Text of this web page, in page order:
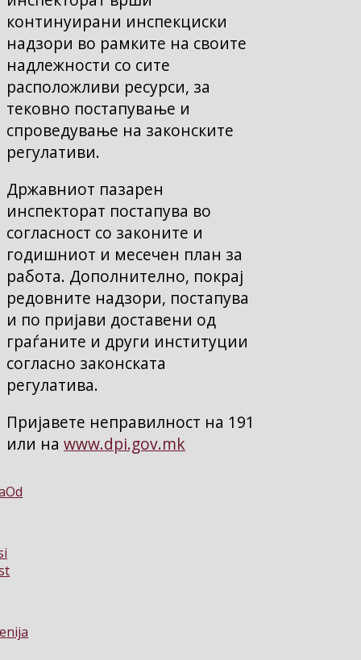
континуирани инспекциски
надзори во рамките на своите
надлежности со сите
расположливи ресурси, за
тековно постапување и
спроведување на законските
регулативи.
Државниот пазарен
инспекторат постапува во
согласност со законите и
годишниот и месечен план за
работа. Дополнително, покрај
редовните надзори, постапува
и по пријави доставени од
граѓаните и други институции
согласно законската
регулатива.
Пријавете неправилност на 191
или на www.dpi.gov.mk